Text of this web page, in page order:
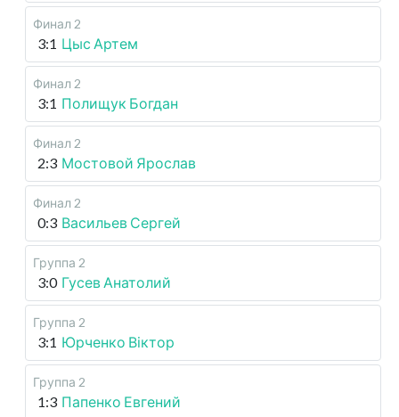
Финал 2
3:1 Цыс Артем
Финал 2
3:1 Полищук Богдан
Финал 2
2:3 Мостовой Ярослав
Финал 2
0:3 Васильев Сергей
Группа 2
3:0 Гусев Анатолий
Группа 2
3:1 Юрченко Віктор
Группа 2
1:3 Папенко Евгений